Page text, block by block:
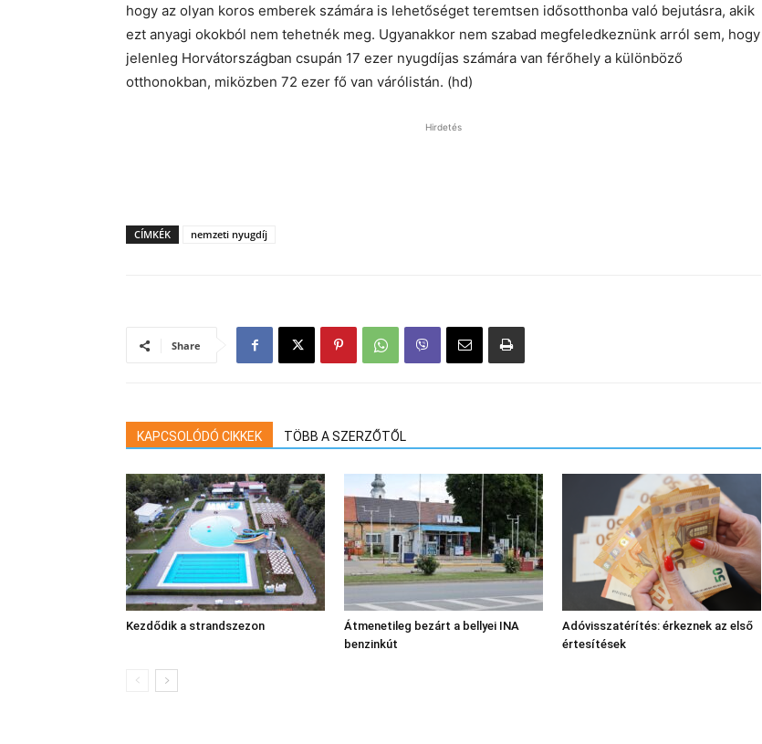
hogy az olyan koros emberek számára is lehetőséget teremtsen idősotthonba való bejutásra, akik
ezt anyagi okokból nem tehetnék meg. Ugyanakkor nem szabad megfeledkeznünk arról sem, hogy
jelenleg Horvátországban csupán 17 ezer nyugdíjas számára van férőhely a különböző
otthonokban, miközben 72 ezer fő van várólistán. (hd)
Hirdetés
CÍMKÉK nemzeti nyugdíj
Share
KAPCSOLÓDÓ CIKKEK TÖBB A SZERZŐTŐL
Kezdődik a strandszezon
Átmenetileg bezárt a bellyei INA
benzinkút
Adóvisszatérítés: érkeznek az első
értesítések